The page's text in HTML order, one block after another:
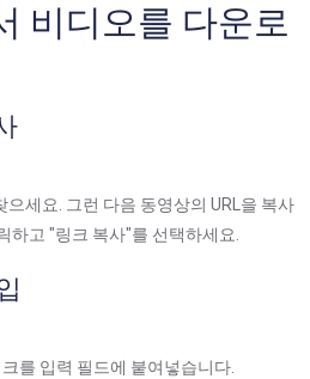
비디오를 다운로
으세요. 그런 다음 동영상의 URL을 복사
하고 "링크 복사"를 선택하세요.
를 입력 필드에 붙여넣습니다.